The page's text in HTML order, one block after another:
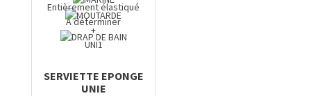
+
UNI1
SERVIETTE EPONGE
UNIE
Entièrement élastiqué
A déterminer